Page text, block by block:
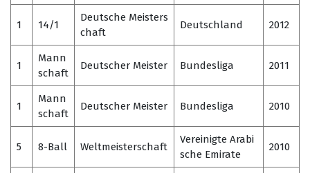
1 14/1
Deutsche Meisters
chaft
Deutschland 2012
1
Mann
schaft
Deutscher Meister Bundesliga 2011
1
Mann
schaft
Deutscher Meister Bundesliga 2010
5 8-Ball Weltmeisterschaft
Vereinigte Arabi
sche Emirate
2010